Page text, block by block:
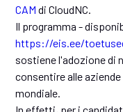
CAMdi CloudNC.
Il programma -
https://eis.ee/
sostiene l'adozione di
consentire alle
mondiale.
In effetti, per i